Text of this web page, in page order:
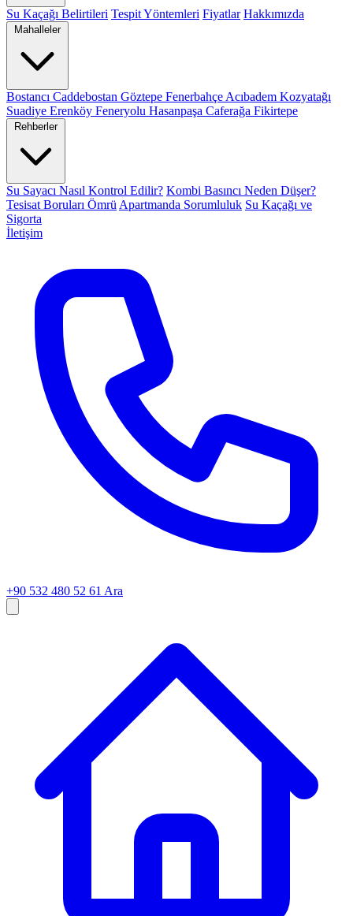
Su Kaçağı Belirtileri Tespit Yöntemleri Fiyatlar Hakkımızda
Mahalleler
Bostancı Caddebostan Göztepe Fenerbahçe Acıbadem Kozyatağı
Suadiye Erenköy Feneryolu Hasanpaşa Caferağa Fikirtepe
Rehberler
Su Sayacı Nasıl Kontrol Edilir? Kombi Basıncı Neden Düşer?
Tesisat Boruları Ömrü Apartmanda Sorumluluk Su Kaçağı ve
Sigorta
İletişim
+90 532 480 52 61 Ara